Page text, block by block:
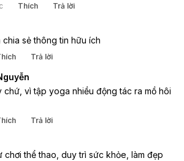
Thích Trả lời
chia sẻ thông tin hữu ích
Trả lời
chứ, vì tập yoga nhiều động tác ra mồ hôi
Trả lời
chơi thể thao, duy trì sức khỏe, làm đẹp